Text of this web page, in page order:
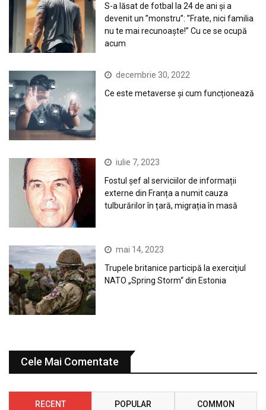
S-a lăsat de fotbal la 24 de ani și a
devenit un ”monstru”: ”Frate, nici familia
nu te mai recunoaște!” Cu ce se ocupă
acum
decembrie 30, 2022
Ce este metaverse și cum funcționează
iulie 7, 2023
Fostul șef al serviciilor de informații
externe din Franța a numit cauza
tulburărilor în țară, migrația în masă
mai 14, 2023
Trupele britanice participă la exerciţiul
NATO „Spring Storm“ din Estonia
Cele Mai Comentate
RECENT POPULAR COMMON